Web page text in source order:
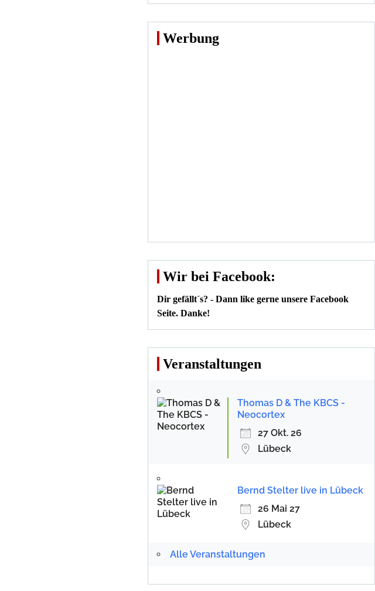
Werbung
Wir bei Facebook:
Dir gefällt´s? - Dann like gerne unsere Facebook
Seite. Danke!
Veranstaltungen
Thomas D & The KBCS -
Neocortex
27 Okt. 26
Lübeck
Bernd Stelter live in Lübeck
26 Mai 27
Lübeck
Alle Veranstaltungen